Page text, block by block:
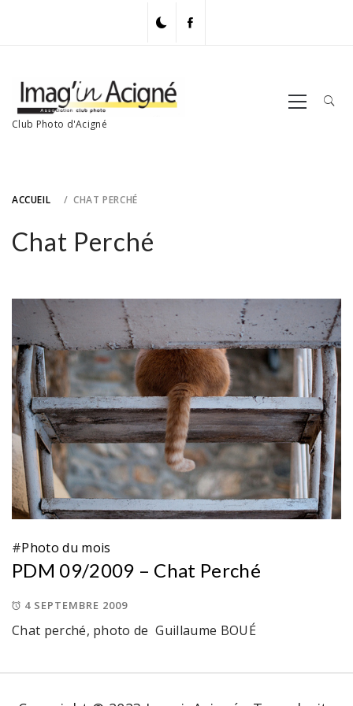
Club Photo d'Acigné
Primary
Menu
ACCUEIL CHAT PERCHÉ
Chat Perché
#Photo du mois
PDM 09/2009 – Chat Perché
4 SEPTEMBRE 2009
Chat perché, photo de Guillaume BOUÉ